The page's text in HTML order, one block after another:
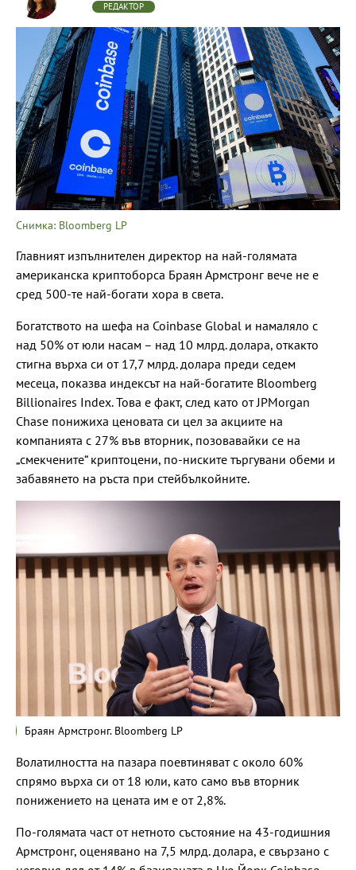
РЕДАКТОР
Снимка: Bloomberg LP
Главният изпълнителен директор на най-голямата
американска криптоборса Браян Армстронг вече не е
сред 500-те най-богати хора в света.
Богатството на шефа на Coinbase Global и намаляло с
над 50% от юли насам – над 10 млрд. долара, откакто
стигна върха си от 17,7 млрд. долара преди седем
месеца, показва индексът на най-богатите Bloomberg
Billionaires Index. Това е факт, след като от JPMorgan
Chase понижиха ценовата си цел за акциите на
компанията с 27% във вторник, позовавайки се на
„смекчените“ криптоцени, по-ниските търгувани обеми и
забавянето на ръста при стейбълкойните.
Браян Армстронг. Bloomberg LP
Волатилността на пазара поевтиняват с около 60%
спрямо върха си от 18 юли, като само във вторник
понижението на цената им е от 2,8%.
По-голямата част от нетното състояние на 43-годишния
Армстронг, оценявано на 7,5 млрд. долара, е свързано с